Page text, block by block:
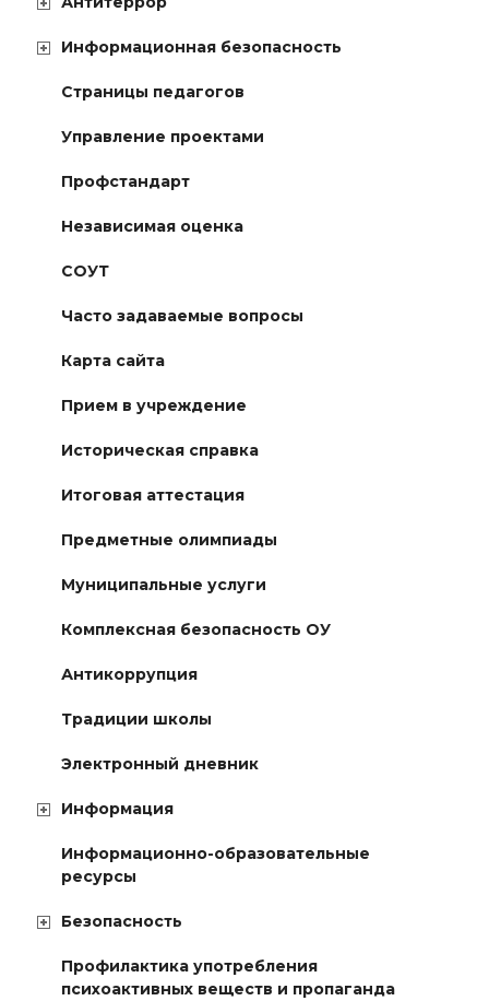
Информационная безопасность
Страницы педагогов
Управление проектами
Профстандарт
Независимая оценка
СОУТ
Часто задаваемые вопросы
Карта сайта
Прием в учреждение
Историческая справка
Итоговая аттестация
Предметные олимпиады
Муниципальные услуги
Комплексная безопасность ОУ
Антикоррупция
Традиции школы
Электронный дневник
Информация
Информационно-образовательные
ресурсы
Безопасность
Профилактика употребления
психоактивных веществ и пропаганда